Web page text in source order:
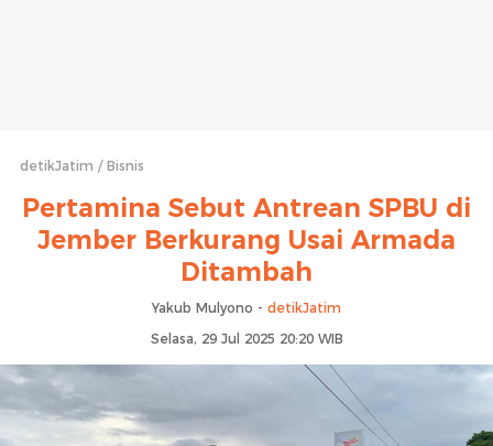
detikJatim Bisnis
Pertamina Sebut Antrean SPBU di
Jember Berkurang Usai Armada
Ditambah
Yakub Mulyono - detikJatim
Selasa, 29 Jul 2025 20:20 WIB